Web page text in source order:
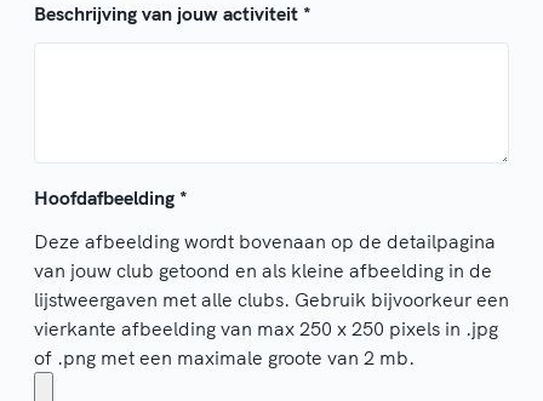
Beschrijving van jouw activiteit *
Hoofdafbeelding *
Deze afbeelding wordt bovenaan op de detailpagina
van jouw club getoond en als kleine afbeelding in de
lijstweergaven met alle clubs. Gebruik bijvoorkeur een
vierkante afbeelding van max 250 x 250 pixels in .jpg
of .png met een maximale groote van 2 mb.